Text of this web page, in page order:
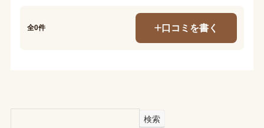
全0件 口コミを書く
検索